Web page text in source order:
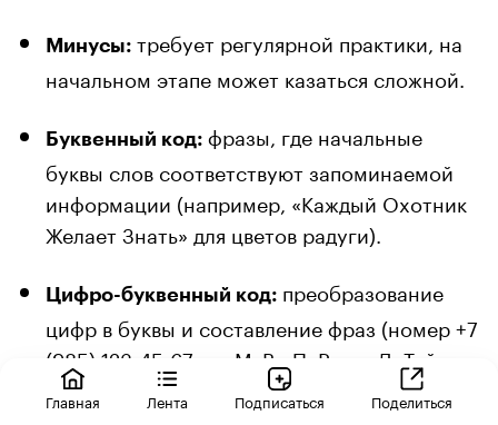
Минусы: требует регулярной практики, на
начальном этапе может казаться сложной.
Буквенный код: фразы, где начальные
буквы слов соответствуют запоминаемой
информации (например, «Каждый Охотник
Желает Знать» для цветов радуги).
Цифро-буквенный код: преобразование
цифр в буквы и составление фраз (номер +7
(985) 123-45-67 → «МаВр ПеРевел ДеТей
Через Полное ШоСсе»).
Главная Лента Подписаться Поделиться